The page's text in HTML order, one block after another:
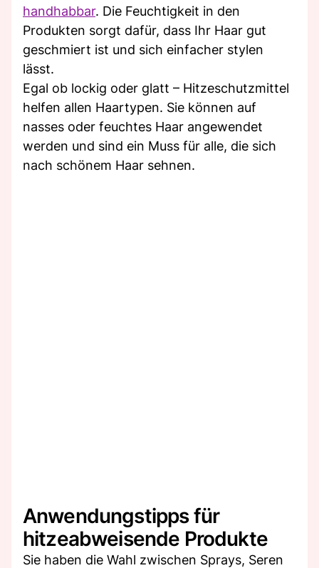
handhabbar. Die Feuchtigkeit in den
Produkten sorgt dafür, dass Ihr Haar gut
geschmiert ist und sich einfacher stylen
lässt.
Egal ob lockig oder glatt – Hitzeschutzmittel
helfen allen Haartypen. Sie können auf
nasses oder feuchtes Haar angewendet
werden und sind ein Muss für alle, die sich
nach schönem Haar sehnen.
Anwendungstipps für
hitzeabweisende Produkte
Sie haben die Wahl zwischen Sprays, Seren